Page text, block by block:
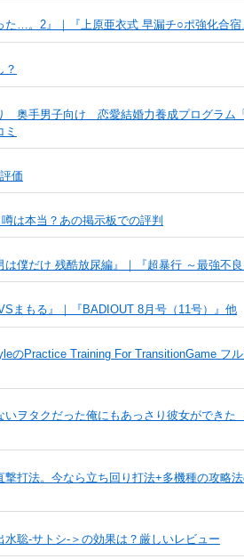
た…。2』｜『上原亜衣式 早漏チ○ポ強化合宿
？
奥手男子向け 恋愛結婚力養成プログラム
価
は本当？あの掲示板での評判
は僕だけ 残酷放尿編』｜『超暴行 ～最強不
まもる』｜『BADIOUT 8月号（11号）』他
Practice Training For TransitionGame フ
いヲタクだった俺にもあっさり彼女ができ
打法。今なら立ち回り打法+多機種の攻略
聡-サトシ-＞の効果は？厳しいレビュー